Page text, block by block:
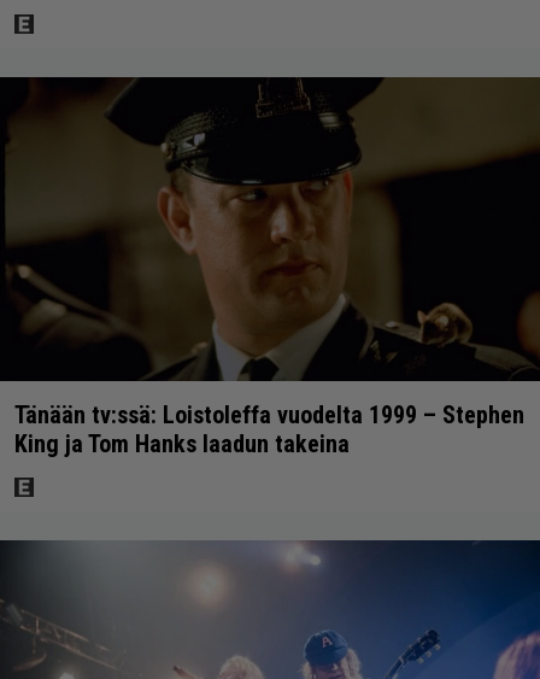
Tänään tv:ssä: Loistoleffa vuodelta 1999 – Stephen
King ja Tom Hanks laadun takeina